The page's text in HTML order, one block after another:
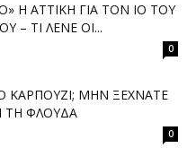
Η ΑΤΤΙΚΉ ΓΙΑ ΤΟΝ ΙΌ ΤΟΥ
– ΤΙ ΛΈΝΕ ΟΙ...
0
ΚΑΡΠΟΎΖΙ; ΜΗΝ ΞΕΧΝΆΤΕ
ΤΗ ΦΛΟΎΔΑ
0